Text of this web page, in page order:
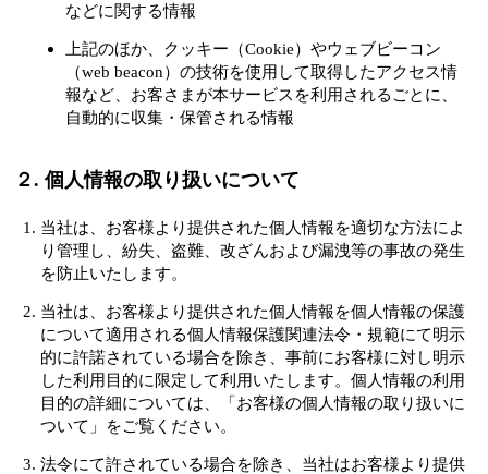
などに関する情報
上記のほか、クッキー（Cookie）やウェブビーコン
（web beacon）の技術を使用して取得したアクセス情
報など、お客さまが本サービスを利用されるごとに、
自動的に収集・保管される情報
２. 個人情報の取り扱いについて
当社は、お客様より提供された個人情報を適切な方法によ
り管理し、紛失、盗難、改ざんおよび漏洩等の事故の発生
を防止いたします。
当社は、お客様より提供された個人情報を個人情報の保護
について適用される個人情報保護関連法令・規範にて明示
的に許諾されている場合を除き、事前にお客様に対し明示
した利用目的に限定して利用いたします。個人情報の利用
目的の詳細については、「お客様の個人情報の取り扱いに
ついて」をご覧ください。
法令にて許されている場合を除き、当社はお客様より提供